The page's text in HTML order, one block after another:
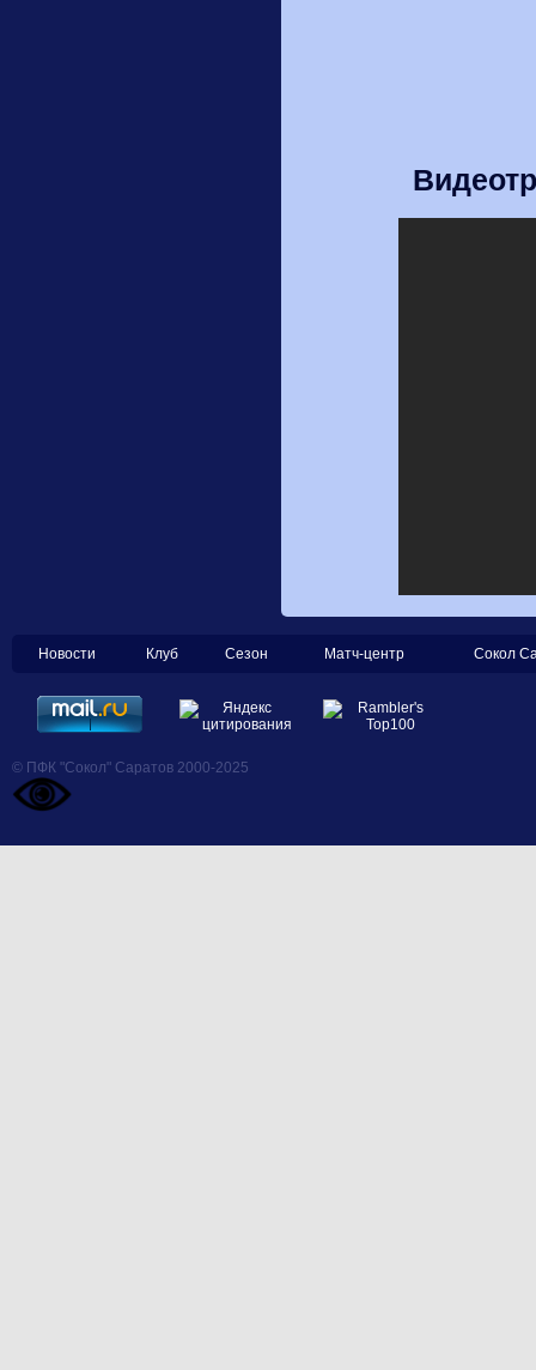
Новости Клуб Сезон Матч-центр Сокол
© ПФК "Сокол" Саратов 2000-2025